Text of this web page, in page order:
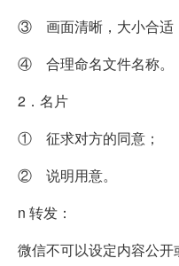
③ 画面清晰，大小合适
④ 合理命名文件名称。
2．名片
① 征求对方的同意；
② 说明用意。
n 转发：
微信不可以设定内容公